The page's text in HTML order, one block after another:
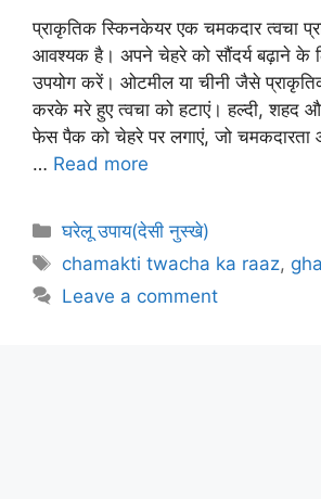
प्राकृतिक स्किनकेयर एक चमकदार त्वचा
आवश्यक है। अपने चेहरे को सौंदर्य बढ़ाने के
उपयोग करें। ओटमील या चीनी जैसे
करके मरे हुए त्वचा को हटाएं। हल्दी, शहद
फेस पैक को चेहरे पर लगाएं, जो चमकदारता
… Read more
Categories
घरेलू उपाय(देसी नुस्खे)
Tags
chamakti twacha ka raaz,
Leave a comment